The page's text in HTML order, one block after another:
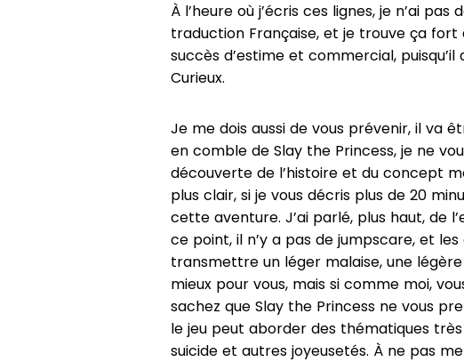
À l’heure où j’écris ces lignes, je n’ai
traduction Française, et je trouve ça fort
succès d’estime et commercial,
Curieux.
Je me dois aussi de vous prévenir, il va
en comble de Slay the Princess, je ne
découverte de l’histoire et du concept
plus clair, si je vous décris plus de 20
cette aventure. J’ai parlé, plus haut, de
ce point, il n’y a pas de jumpscare, et
transmettre un léger malaise, une
mieux pour vous, mais si comme moi,
sachez que Slay the Princess ne vous
le jeu peut aborder des thématiques
suicide et autres joyeusetés. À ne pas